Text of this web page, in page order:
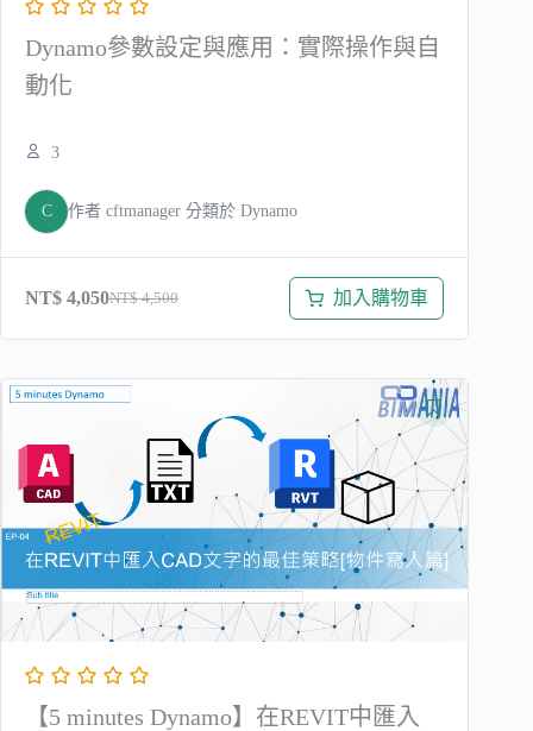
Dynamo參數設定與應用：實際操作與自
動化
3
C 作者 cftmanager 分類於 Dynamo
NT$4,500
原
始
格：
NT$ 4,500。
NT$ 4,050
目
前
格：
NT$ 4,050。
加入購物車
【5 minutes Dynamo】在REVIT中匯入